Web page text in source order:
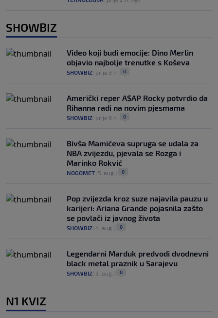
SHOWBIZ
Video koji budi emocije: Dino Merlin
objavio najbolje trenutke s Koševa
SHOWBIZ prije 3 h 0
Američki reper A$AP Rocky potvrdio da
Rihanna radi na novim pjesmama
SHOWBIZ prije 6 h 0
Bivša Mamićeva supruga se udala za
NBA zvijezdu, pjevala se Rozga i
Marinko Rokvić
NOGOMET 5. aug. 0
Pop zvijezda kroz suze najavila pauzu u
karijeri: Ariana Grande pojasnila zašto
se povlači iz javnog života
SHOWBIZ 4. aug. 0
Legendarni Marduk predvodi dvodnevni
black metal praznik u Sarajevu
SHOWBIZ 3. aug. 0
N1 KVIZ